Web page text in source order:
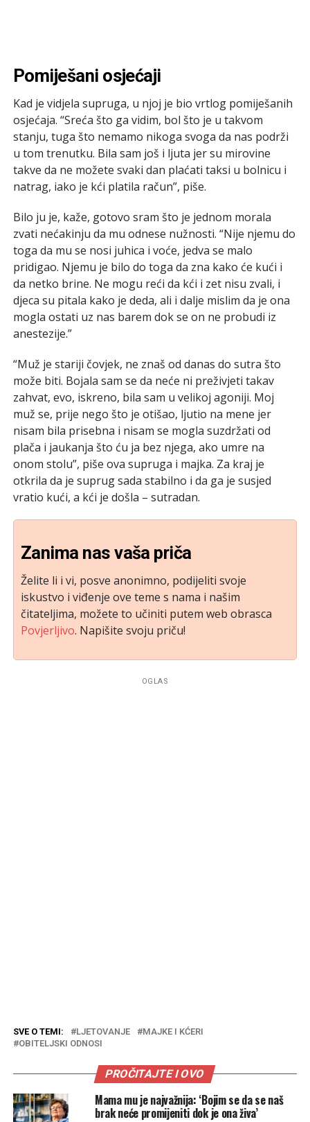
Pomiješani osjećaji
Kad je vidjela supruga, u njoj je bio vrtlog pomiješanih
osjećaja. “Sreća što ga vidim, bol što je u takvom
stanju, tuga što nemamo nikoga svoga da nas podrži
u tom trenutku. Bila sam još i ljuta jer su mirovine
takve da ne možete svaki dan plaćati taksi u bolnicu i
natrag, iako je kći platila račun”, piše.
Bilo ju je, kaže, gotovo sram što je jednom morala
zvati nećakinju da mu odnese nužnosti. “Nije njemu do
toga da mu se nosi juhica i voće, jedva se malo
pridigao. Njemu je bilo do toga da zna kako će kući i
da netko brine. Ne mogu reći da kći i zet nisu zvali, i
djeca su pitala kako je deda, ali i dalje mislim da je ona
mogla ostati uz nas barem dok se on ne probudi iz
anestezije.”
“Muž je stariji čovjek, ne znaš od danas do sutra što
može biti. Bojala sam se da neće ni preživjeti takav
zahvat, evo, iskreno, bila sam u velikoj agoniji. Moj
muž se, prije nego što je otišao, ljutio na mene jer
nisam bila prisebna i nisam se mogla suzdržati od
plača i jaukanja što ću ja bez njega, ako umre na
onom stolu”, piše ova supruga i majka. Za kraj je
otkrila da je suprug sada stabilno i da ga je susjed
vratio kući, a kći je došla – sutradan.
Zanima nas vaša priča
Želite li i vi, posve anonimno, podijeliti svoje
iskustvo i viđenje ove teme s nama i našim
čitateljima, možete to učiniti putem web obrasca
Povjerljivo. Napišite svoju priču!
OGLAS
SVE O TEMI: LJETOVANJE
MAJKE I KĆERI
OBITELJSKI ODNOSI
PROČITAJTE I OVO
Mama mu je najvažnija: ‘Bojim se da se naš
brak neće promijeniti dok je ona živa’